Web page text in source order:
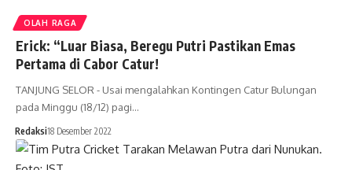
OLAH RAGA
Erick: “Luar Biasa, Beregu Putri Pastikan Emas
Pertama di Cabor Catur!
TANJUNG SELOR - Usai mengalahkan Kontingen Catur Bulungan
pada Minggu (18/12) pagi…
Redaksi18 Desember 2022